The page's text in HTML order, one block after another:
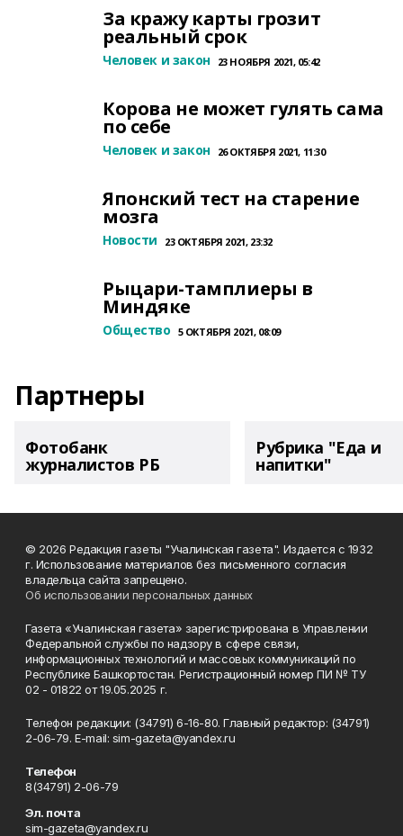
За кражу карты грозит
реальный срок
Человек и закон 23 НОЯБРЯ 2021, 05:42
Корова не может гулять сама
по себе
Человек и закон 26 ОКТЯБРЯ 2021, 11:30
Японский тест на старение
мозга
Новости 23 ОКТЯБРЯ 2021, 23:32
Рыцари-тамплиеры в
Миндяке
Общество 5 ОКТЯБРЯ 2021, 08:09
Партнеры
Фотобанк
журналистов РБ
Рубрика "Еда и
напитки"
© 2026 Редакция газеты "Учалинская газета". Издается с 1932
г. Использование материалов без письменного согласия
владельца сайта запрещено.
Об использовании персональных данных
Газета «Учалинская газета» зарегистрирована в Управлении
Федеральной службы по надзору в сфере связи,
информационных технологий и массовых коммуникаций по
Республике Башкортостан. Регистрационный номер ПИ № ТУ
02 - 01822 от 19.05.2025 г.
Телефон редакции: (34791) 6-16-80. Главный редактор: (34791)
2-06-79. Е-mаil: sim-gazeta@yandex.ru
Телефон
8(34791) 2-06-79
Эл. почта
sim-gazeta@yandex.ru